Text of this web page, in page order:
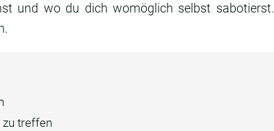
und wo du dich womöglich selbst sabotierst.
zu treffen